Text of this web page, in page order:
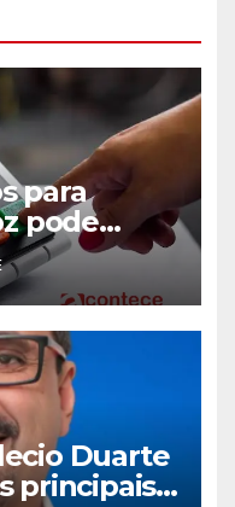
para
pode
Duarte
principais